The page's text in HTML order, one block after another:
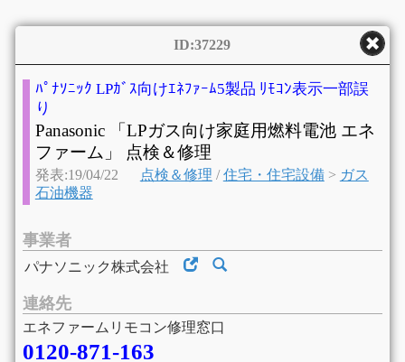
ID:37229
ﾊﾟﾅｿﾆｯｸ LPｶﾞｽ向けｴﾈﾌｧｰﾑ5製品 ﾘﾓｺﾝ表示一部誤
り
Panasonic 「LPガス向け家庭用燃料電池 エネ
ファーム」 点検＆修理
発表:19/04/22 点検＆修理 /住宅・住宅設備> ガス
石油機器
事業者
パナソニック株式会社
連絡先
エネファームリモコン修理窓口
0120-871-163